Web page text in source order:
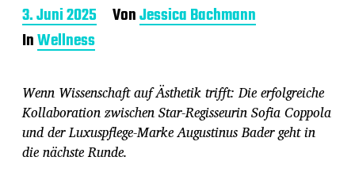
B
e
i
a
g
s
d
a
3. Juni 2025 VonJessica Bachmann
InWellness
Wenn Wissenschaft auf Ästhetik trifft: Die erfolgreiche
Kollaboration zwischen Star-Regisseurin Sofia Coppola
und der Luxuspflege-Marke Augustinus Bader geht in
die nächste Runde.